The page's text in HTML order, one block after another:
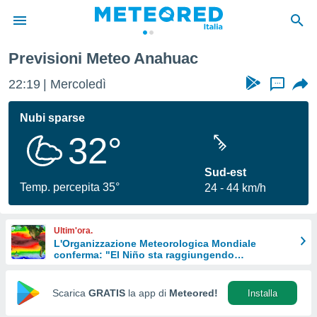
di
per
le
di
Web
Previsioni Meteo Anahuac
22:19 Mercoledì ...
Nubi sparse
32°
Temp. percepita 35°
Sud-est
24
44 km/h
Ultim'ora.
L'Organizzazione Meteorologica Mondiale
conferma: "El Niño sta raggiungendo
Scarica GRATIS la app di Meteored! Installa